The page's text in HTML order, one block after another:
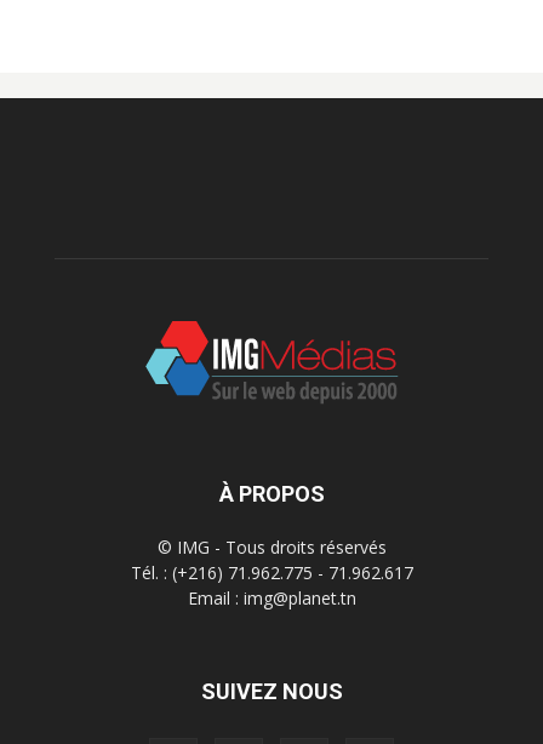
À PROPOS
© IMG - Tous droits réservés
Tél. : (+216) 71.962.775 - 71.962.617
Email : img@planet.tn
SUIVEZ NOUS